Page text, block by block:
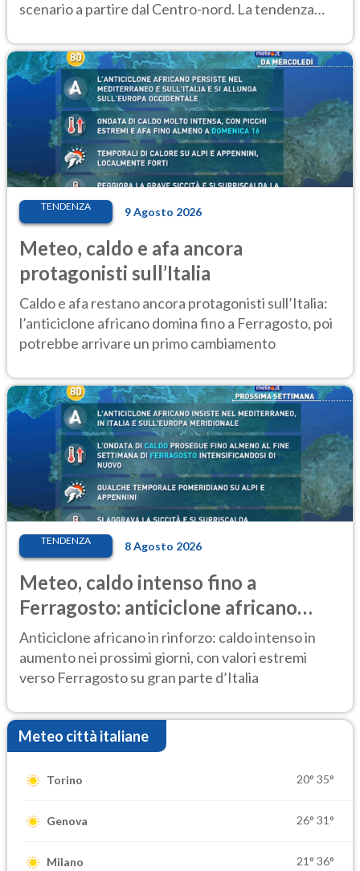
scenario a partire dal Centro-nord. La tendenza
TENDENZA 9 Agosto 2026
Meteo, caldo e afa ancora
protagonisti sull’Italia
Caldo e afa restano ancora protagonisti sull’Italia:
l’anticiclone africano domina fino a Ferragosto, poi
potrebbe arrivare un primo cambiamento
TENDENZA 8 Agosto 2026
Meteo, caldo intenso fino a
Ferragosto: anticiclone africano
ancora protagonista
Anticiclone africano in rinforzo: caldo intenso in
aumento nei prossimi giorni, con valori estremi
verso Ferragosto su gran parte d’Italia
Meteo città italiane
Torino 20° 35°
Genova 26° 31°
Milano 21° 36°